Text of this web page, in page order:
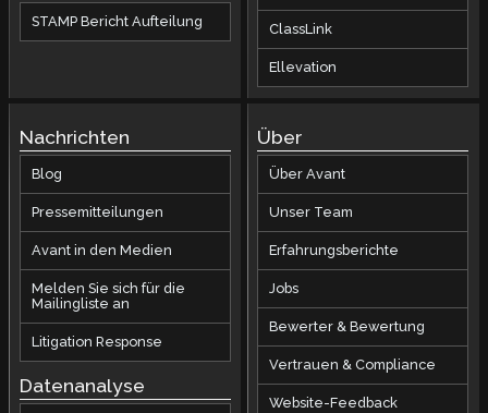
STAMP Bericht Aufteilung ClassLink
Ellevation
Nachrichten
Blog
Pressemitteilungen
Avant in den Medien
Melden Sie sich für die
Mailingliste an
Litigation Response
Datenanalyse
Über
Über Avant
Unser Team
Erfahrungsberichte
Jobs
Bewerter & Bewertung
Vertrauen & Compliance
Website-Feedback